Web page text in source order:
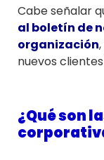
Cabe señalar
al boletín de
organización
nuevos
¿Qué son